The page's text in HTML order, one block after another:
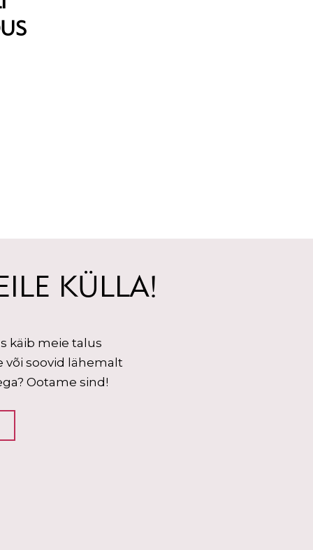
KÜLLA!
käib meie talus
või soovid lähemalt
Ootame sind!